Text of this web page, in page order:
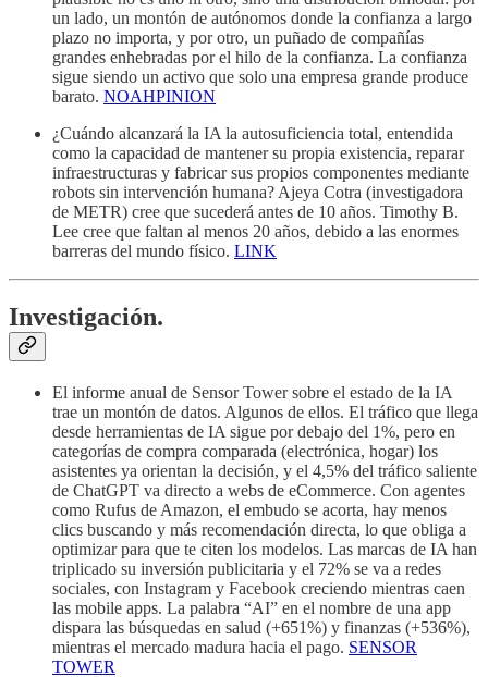
un lado, un montón de autónomos donde la confianza a largo
plazo no importa, y por otro, un puñado de compañías
grandes enhebradas por el hilo de la confianza. La confianza
sigue siendo un activo que solo una empresa grande produce
barato. NOAHPINION
¿Cuándo alcanzará la IA la autosuficiencia total, entendida
como la capacidad de mantener su propia existencia, reparar
infraestructuras y fabricar sus propios componentes mediante
robots sin intervención humana? Ajeya Cotra (investigadora
de METR) cree que sucederá antes de 10 años. Timothy B.
Lee cree que faltan al menos 20 años, debido a las enormes
barreras del mundo físico. LINK
Investigación.
El informe anual de Sensor Tower sobre el estado de la IA
trae un montón de datos. Algunos de ellos. El tráfico que llega
desde herramientas de IA sigue por debajo del 1%, pero en
categorías de compra comparada (electrónica, hogar) los
asistentes ya orientan la decisión, y el 4,5% del tráfico saliente
de ChatGPT va directo a webs de eCommerce. Con agentes
como Rufus de Amazon, el embudo se acorta, hay menos
clics buscando y más recomendación directa, lo que obliga a
optimizar para que te citen los modelos. Las marcas de IA han
triplicado su inversión publicitaria y el 72% se va a redes
sociales, con Instagram y Facebook creciendo mientras caen
las mobile apps. La palabra “AI” en el nombre de una app
dispara las búsquedas en salud (+651%) y finanzas (+536%),
mientras el mercado madura hacia el pago. SENSOR
TOWER